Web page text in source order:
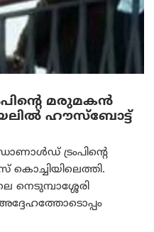
മരുമകൻ
ഹൗസ്ബോട്ട്
ട്രംപിന്റെ
നെടുമ്പാശ്ശേരി